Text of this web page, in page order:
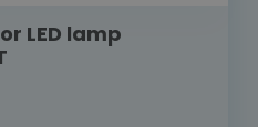
LED lamp